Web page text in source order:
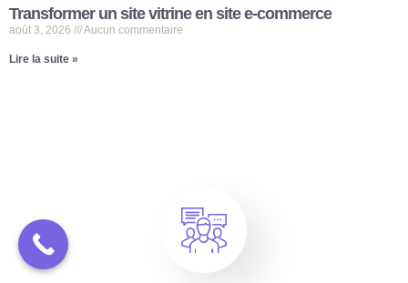
Transformer un site vitrine en site e-commerce
août 3, 2026 Aucun commentaire
Lire la suite »